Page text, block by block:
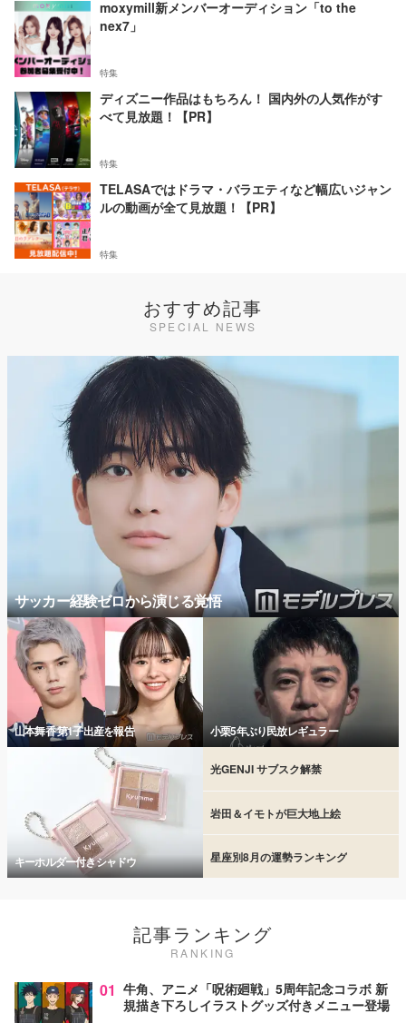
moxymill新メンバーオーディション「to the
nex7」
特集
ディズニー作品はもちろん！ 国内外の人気作がす
べて見放題！【PR】
特集
TELASAではドラマ・バラエティなど幅広いジャン
ルの動画が全て見放題！【PR】
特集
おすすめ記事
SPECIAL NEWS
サッカー経験ゼロから演じる覚悟
山本舞香 第1子出産を報告 小栗5年ぶり民放レギュラー
キーホルダー付きシャドウ
光GENJI サブスク解禁
岩田＆イモトが巨大地上絵
星座別8月の運勢ランキング
記事ランキング
RANKING
01 牛角、アニメ「呪術廻戦」5周年記念コラボ 新
規描き下ろしイラストグッズ付きメニュー登場